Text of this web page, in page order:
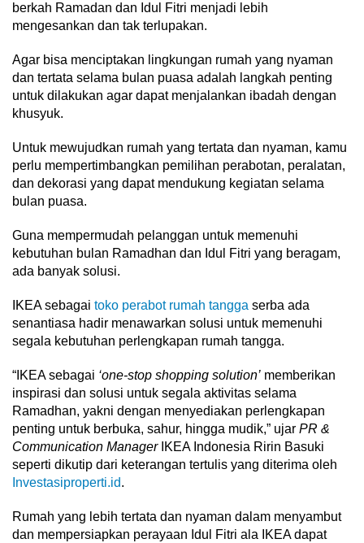
berkah Ramadan dan Idul Fitri menjadi lebih
mengesankan dan tak terlupakan.
Agar bisa menciptakan lingkungan rumah yang nyaman
dan tertata selama bulan puasa adalah langkah penting
untuk dilakukan agar dapat menjalankan ibadah dengan
khusyuk.
Untuk mewujudkan rumah yang tertata dan nyaman, kamu
perlu mempertimbangkan pemilihan perabotan, peralatan,
dan dekorasi yang dapat mendukung kegiatan selama
bulan puasa.
Guna mempermudah pelanggan untuk memenuhi
kebutuhan bulan Ramadhan dan Idul Fitri yang beragam,
ada banyak solusi.
IKEA sebagai toko perabot rumah tangga serba ada
senantiasa hadir menawarkan solusi untuk memenuhi
segala kebutuhan perlengkapan rumah tangga.
“IKEA sebagai ‘one-stop shopping solution’ memberikan
inspirasi dan solusi untuk segala aktivitas selama
Ramadhan, yakni dengan menyediakan perlengkapan
penting untuk berbuka, sahur, hingga mudik,” ujar PR &
Communication ManagerIKEA Indonesia Ririn Basuki
seperti dikutip dari keterangan tertulis yang diterima oleh
Investasiproperti.id.
Rumah yang lebih tertata dan nyaman dalam menyambut
dan mempersiapkan perayaan Idul Fitri ala IKEA dapat